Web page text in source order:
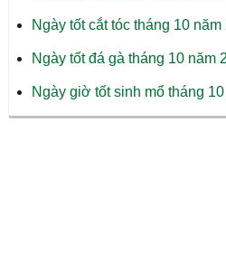
Ngày tốt cắt tóc tháng 10 năm
Ngày tốt đá gà tháng 10 năm
Ngày giờ tốt sinh mổ tháng